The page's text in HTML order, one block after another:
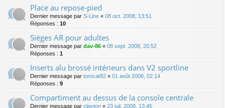
Place au repose-pied
Dernier message par S-Line « 08 oct. 2008, 13:51
Réponses : 10
Sièges AR pour adultes
Dernier message par dav-86 « 08 sept. 2008, 20:52
Réponses : 1
Inserts alu brossé intérieurs dans V2 sportline
Dernier message par tomcat92 « 01 août 2008, 02:14
Réponses : 9
Compartiment au dessus de la console centrale
Dernier message par clayton « 23 juil. 2008, 13:45